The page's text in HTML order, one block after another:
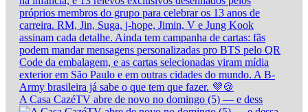
A Casa CazéTV abre de novo no domingo (5) — e dess